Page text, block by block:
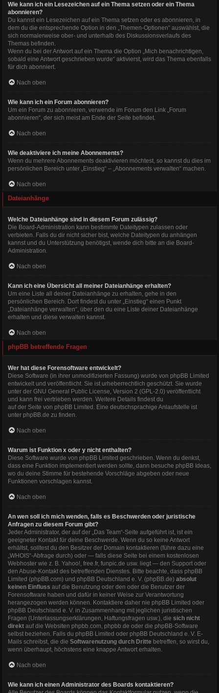
Wie kann ich ein Lesezeichen auf ein Thema setzen oder ein Thema
abonnieren?
Du kannst ein Lesezeichen auf ein Thema setzen oder es abonnieren, in
dem du die entsprechende Option in den „Themen-Optionen“ auswählst, die
sich normalerweise ober- und unterhalb des Diskussionsverlaufs des
Themas befinden.
Wenn du bei der Antwort auf ein Thema die Option „Mich benachrichtigen,
sobald eine Antwort geschrieben wurde“ aktivierst, wird das Thema ebenfalls
für dich abonniert.
Nach oben
Wie kann ich ein Forum abonnieren?
Um ein Forum zu abonnieren, verwende im Forum den Link „Forum
abonnieren“, der sich meist am Ende der Seite befindet.
Nach oben
Wie deaktiviere ich meine Abonnements?
Wenn du mehrere Abonnements deaktivieren möchtest, so kannst du dies im
persönlichen Bereich unter „Einstieg“ – „Abonnements verwalten“ machen.
Nach oben
Dateianhänge
Welche Dateianhänge sind in diesem Forum zulässig?
Die Board-Administration kann bestimmte Dateitypen zulassen oder
verbieten. Falls du dir nicht sicher bist, welche Dateitypen du anhängen
kannst und du Unterstützung benötigst, wende dich bitte an die Board-
Administration.
Nach oben
Kann ich eine Übersicht all meiner Dateianhänge erhalten?
Um eine Liste all deiner Dateianhänge zu erhalten, gehe in den
persönlichen Bereich. Dort findest du unter „Einstieg“ einen Punkt
„Dateianhänge verwalten“, über den du eine Liste deiner Dateianhänge
erhalten und diese verwalten kannst.
Nach oben
phpBB betreffende Fragen
Wer hat diese Forensoftware entwickelt?
Diese Software (in ihrer unmodifizierten Fassung) wurde von phpBB Limited
entwickelt und veröffentlicht. Sie ist urheberrechtlich geschützt. Sie wurde
unter der GNU General Public License, Version 2 (GPL-2.0) veröffentlicht
und kann frei vertrieben werden. Weitere Details findest du
auf der Seite von phpBB Limited. Eine deutschsprachige Anlaufstelle ist
unter phpBB.de zu finden.
Nach oben
Warum ist Funktion x oder y nicht enthalten?
Diese Software wurde von phpBB Limited geschrieben. Wenn du denkst,
dass eine Funktion implementiert werden sollte, dann besuche phpBB Ideas,
wo du deine Stimme für bestehende Vorschläge abgeben oder neue
Funktionen vorschlagen kannst.
Nach oben
An wen soll ich mich wenden, falls es Beschwerden oder juristische
Anfragen zu diesem Forum gibt?
Jeder Administrator, der auf der „Das Team“-Seite aufgeführt ist, ist ein
geeigneter Kontakt für deine Beschwerde. Wenn du so keine Antwort
erhältst, solltest du den Besitzer der Domain kontaktieren (führe dazu eine
„WHOIS“-Abfrage durch) oder — falls diese Seite bei einem kostenlosen
Webhoster wie z. B. Yahoo!, free.fr, funpic.de usw. liegt — den Support oder
den Abuse-Kontakt des betreffenden Dienstes. Bitte beachte, dass phpBB
Limited (phpBB.com) und phpBB Deutschland e. V. (phpBB.de) absolut
keinen Einfluss auf die Benutzung oder den oder die Benutzer der
Forensoftware haben und dafür in keiner Weise zur Verantwortung
herangezogen werden können. Kontaktiere daher nie phpBB Limited oder
phpBB Deutschland e. V. in Zusammenhang mit jeglichen juristischen
Fragen (Unterlassungserklärungen, Haftungsfragen usw.), die sich nicht
direkt auf die Websiten phpbb.com, phpbb.de oder die phpBB-Software
selbst beziehen. Falls du phpBB Limited oder phpBB Deutschland e. V. E-
Mails schreibst, die die Softwarenutzung durch Dritte betreffen, so wirst du,
wenn überhaupt, höchstens eine knappe Antwort erhalten.
Nach oben
Wie kann ich einen Administrator des Boards kontaktieren?